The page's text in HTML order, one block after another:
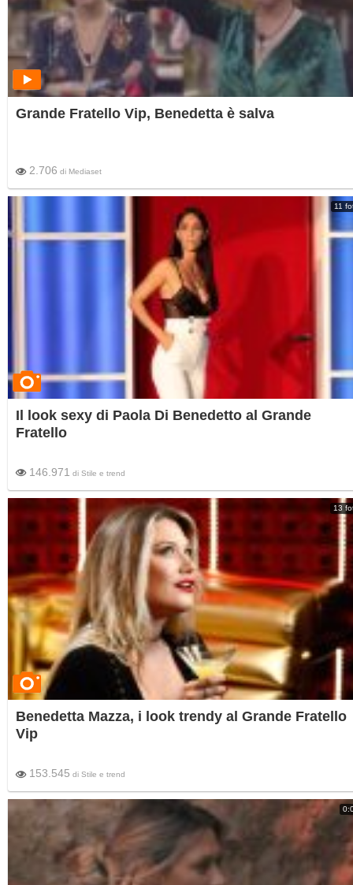
Grande Fratello Vip, Benedetta è salva
2.706 di Mediaset
11
Il look sexy di Paola Di Benedetto al Grande
Fratello
146.971 di Stile e trend
13
Benedetta Mazza, i look trendy al Grande Fratello
Vip
153.545 di Stile e trend